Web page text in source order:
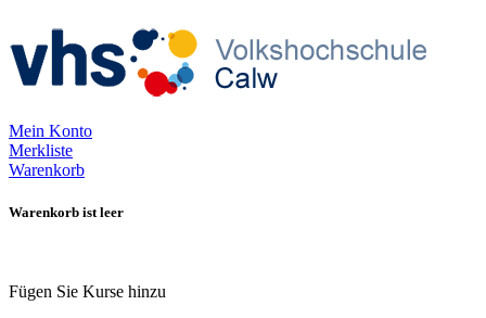
Mein Konto
Merkliste
Warenkorb
Warenkorb ist leer
Fügen Sie Kurse hinzu